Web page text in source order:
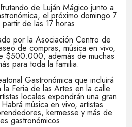
de Luján Mágico junto a
el próximo domingo 7
de las 17 horas.
por la Asociación Centro de
de compras, música en vivo,
$500.000, además de muchas
para toda la familia.
Gastronómica que incluirá
la Feria de las Artes en la calle
locales expondrán una gran
música en vivo, artistas
kermesse y más de
gastronómicos.